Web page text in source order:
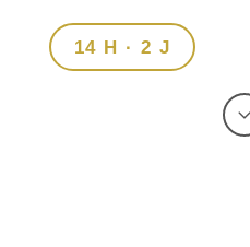
14 H · 2 J